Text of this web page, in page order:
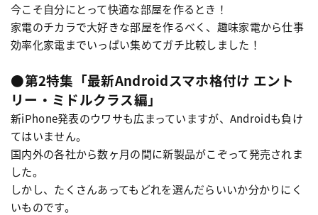
今こそ自分にとって快適な部屋を作るとき！
家電のチカラで大好きな部屋を作るべく、趣味家電から仕事
効率化家電までいっぱい集めてガチ比較しました！
●第2特集「最新Androidスマホ格付け エント
リー・ミドルクラス編」
新iPhone発表のウワサも広まっていますが、Androidも負け
てはいません。
国内外の各社から数ヶ月の間に新製品がこぞって発売されま
した。
しかし、たくさんあってもどれを選んだらいいか分かりにく
いものです。